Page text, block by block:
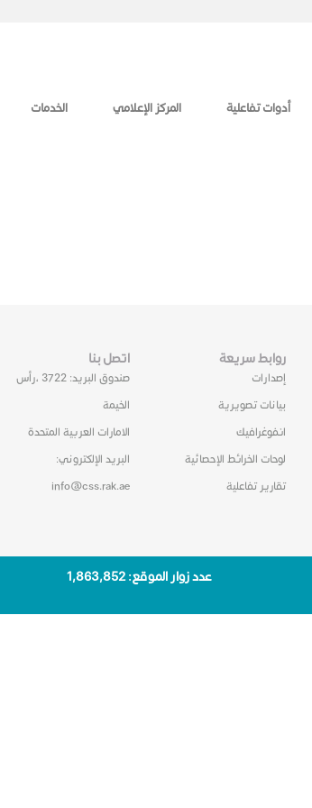
أدوات تفاعلية المركز الإعلامي الخدمات
روابط سريعة
إصدارات
بيانات تصويرية
انفوغرافيك
لوحات الخرائط الإحصائية
تقارير تفاعلية
اتصل بنا
صندوق البريد: 3722 ،رأس
الخيمة
الامارات العربية المتحدة
البريد الإلكتروني:
info@css.rak.ae
عدد زوار الموقع: 1٬863٬852